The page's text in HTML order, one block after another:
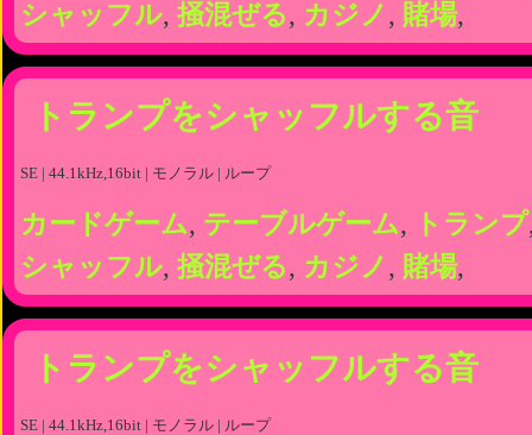
シャッフル, 掻混ぜる, カジノ , 賭場,
トランプをシャッフルする音
SE | 44.1kHz,16bit | モノラル | ループ
カードゲーム, テーブルゲーム, トランプ
シャッフル, 掻混ぜる, カジノ , 賭場,
トランプをシャッフルする音
SE | 44.1kHz,16bit | モノラル | ループ